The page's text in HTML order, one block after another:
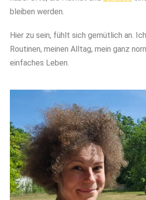
bleiben werden.
Hier zu sein, fühlt sich gemütlich an.
Routinen, meinen Alltag, mein ganz
einfaches Leben.